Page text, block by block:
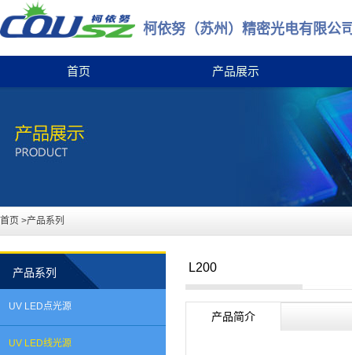
柯依努（苏州）精密光电有限公
首页 产品展示
首页 >产品系列
产品系列
UV LED点光源
UV LED线光源
L200
产品简介